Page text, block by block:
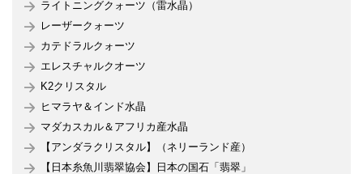
ライトニングクォーツ（雷水晶）
レーザークォーツ
カテドラルクォーツ
エレスチャルクオーツ
K2クリスタル
ヒマラヤ＆インド水晶
マダカスカル＆アフリカ産水晶
【アンダラクリスタル】（ネリーランド産）
【日本糸魚川翡翠協会】日本の国石「翡翠」